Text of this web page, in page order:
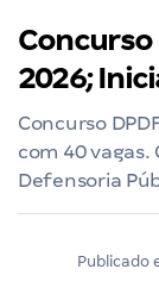
Concurso
2026;
Concurso
com 40
Defensoria
Publicado